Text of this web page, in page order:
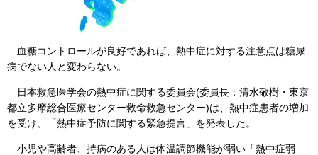
血糖コントロールが良好であれば、熱中症に対する注意点は糖尿
病でない人と変わらない。
日本救急医学会の熱中症に関する委員会(委員長：清水敬樹・東京
都立多摩総合医療センター救命救急センター)は、熱中症患者の増加
を受け、「熱中症予防に関する緊急提言」を発表した。
小児や高齢者、持病のある人は体温調節機能が弱い「熱中症弱